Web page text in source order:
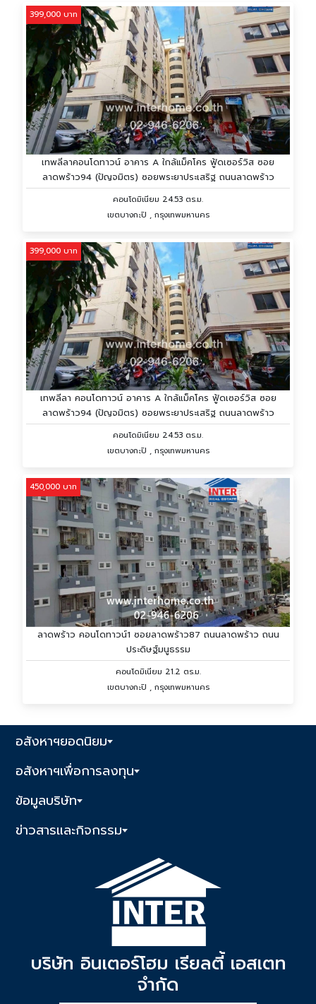
399,000 บาท
เทพลีลาคอนโดทาวน์ อาคาร A ใกล้แม็คโคร ฟู้ดเซอร์วิส ซอย
ลาดพร้าว94 (ปัญจมิตร) ซอยพระยาประเสริฐ ถนนลาดพร้าว
คอนโดมิเนียม 24.53 ตร.ม.
เขตบางกะปิ , กรุงเทพมหานคร
399,000 บาท
เทพลีลา คอนโดทาวน์ อาคาร A ใกล้แม็คโคร ฟู้ดเซอร์วิส ซอย
ลาดพร้าว94 (ปัญจมิตร) ซอยพระยาประเสริฐ ถนนลาดพร้าว
คอนโดมิเนียม 24.53 ตร.ม.
เขตบางกะปิ , กรุงเทพมหานคร
450,000 บาท
ลาดพร้าว คอนโดทาวน์1 ซอยลาดพร้าว87 ถนนลาดพร้าว ถนน
ประดิษฐ์มนูธรรม
คอนโดมิเนียม 21.2 ตร.ม.
เขตบางกะปิ , กรุงเทพมหานคร
อสังหาฯยอดนิยม
อสังหาฯเพื่อการลงทุน
ข้อมูลบริษัท
ข่าวสารและกิจกรรม
บริษัท อินเตอร์โฮม เรียลตี้ เอสเตท
จำกัด